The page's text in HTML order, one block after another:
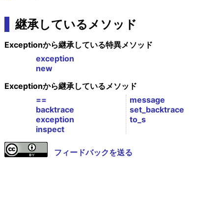
継承しているメソッド
Exceptionから継承している特異メソッド
exception
new
Exceptionから継承しているメソッド
==
backtrace
exception
inspect
message
set_backtrace
to_s
フィードバックを送る